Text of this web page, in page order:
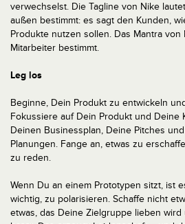
verwechselst. Die Tagline von Nike
außen bestimmt: es sagt den Kunden,
Produkte nutzen sollen. Das Mantra
Mitarbeiter bestimmt.
Leg los
Beginne, Dein Produkt zu entwickeln
Fokussiere auf Dein Produkt und Deine
Deinen Businessplan, Deine Pitches
Planungen. Fange an, etwas zu
zu reden.
Wenn Du an einem Prototypen sitzt, ist
wichtig, zu polarisieren. Schaffe nicht
etwas, das Deine Zielgruppe lieben